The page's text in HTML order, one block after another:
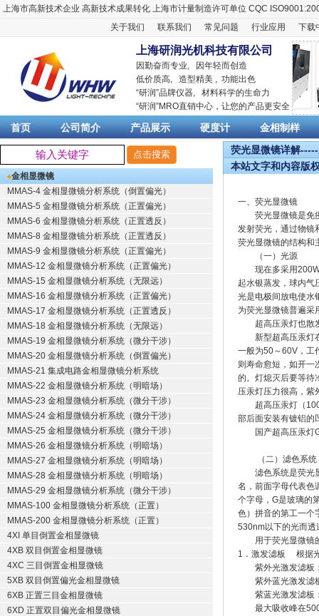
上海市高新技术企业 高新技术成果转化 上海市计量制造许可单位 CQC
关于我们
联系我们 常见问题 行业应用 下载
上海研润光机科技有限公司
因勤奋而专业, 因年轻而创造
低价质高, 造型精美 , 功能出色
“研润”品牌仪器, 材料科学的生命力
“研润”MRO直销中心，让您的产品更安全
首页 公司简介 产品展示 硬度计 金相制样
金相显微镜
MMAS-4 金相显微镜分析系统（倒置偏光）
MMAS-5 金相显微镜分析系统（正置偏光）
MMAS-6 金相显微镜分析系统（正置透反）
MMAS-8 金相显微镜分析系统（正置透反）
MMAS-9 金相显微镜分析系统（正置偏光）
MMAS-12 金相显微镜分析系统（正置偏光）
MMAS-15 金相显微镜分析系统（无限远）
MMAS-16 金相显微镜分析系统（正置偏光）
MMAS-17 金相显微镜分析系统（正置透反）
MMAS-18 金相显微镜分析系统（无限远）
MMAS-19 金相显微镜分析系统（微分干涉）
MMAS-20 金相显微镜分析系统（倒置偏光）
MMAS-21 集成电路金相显微镜分析系统
MMAS-22 金相显微镜分析系统（明暗场）
MMAS-23 金相显微镜分析系统（微分干涉）
MMAS-24 金相显微镜分析系统（微分干涉）
MMAS-25 金相显微镜分析系统（微分干涉）
MMAS-26 金相显微镜分析系统（明暗场）
MMAS-27 金相显微镜分析系统（明暗场）
MMAS-28 金相显微镜分析系统（明暗场）
MMAS-29 金相显微镜分析系统（微分干涉）
MMAS-100 金相显微镜分析系统（正置）
MMAS-200 金相显微镜分析系统（正置）
4XI 单目倒置金相显微镜
4XB 双目倒置金相显微镜
4XC 三目倒置金相显微镜
5XB 双目倒置偏光金相显微镜
6XB 正置三目金相显微镜
6XD 正置双目偏光金相显微镜
荧光显微镜详解
本站文字和内容版
一、荧光显微镜
荧光显微镜是免疫
发射荧光，通过物镜
荧光显微镜的结构和
（一）光源
现在多采用200W
起水银蒸发，球内气
光是电极间放电使水
为荧光显微镜普遍采
超高压汞灯也散发
新型超高压汞灯在
一般为50～60V，工
则寿命愈短，如开一
的。灯熄灭后要等待
压汞灯压力很高，紫
超高压汞灯（
部后面安装有镀铝的
国产超高压汞灯
（二）滤色系统
滤色系统是荧光显
名，前面字母代表色
个字母，G是玻璃的
色）拼音的第工一个
530nm以下的光而
用于荧光显微镜
1．激发滤板 根据光
紫外光激发滤板：
紫外蓝光激发滤板
紫蓝光激发滤板
最大吸收峰在